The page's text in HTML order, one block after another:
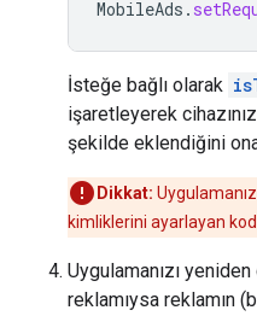
MobileAds .
İsteğe bağlı olarak
işaretleyerek
şekilde eklendiğini
Dikkat:
kimliklerini ayarlayan
Uygulamanızı
reklamıysa reklamın